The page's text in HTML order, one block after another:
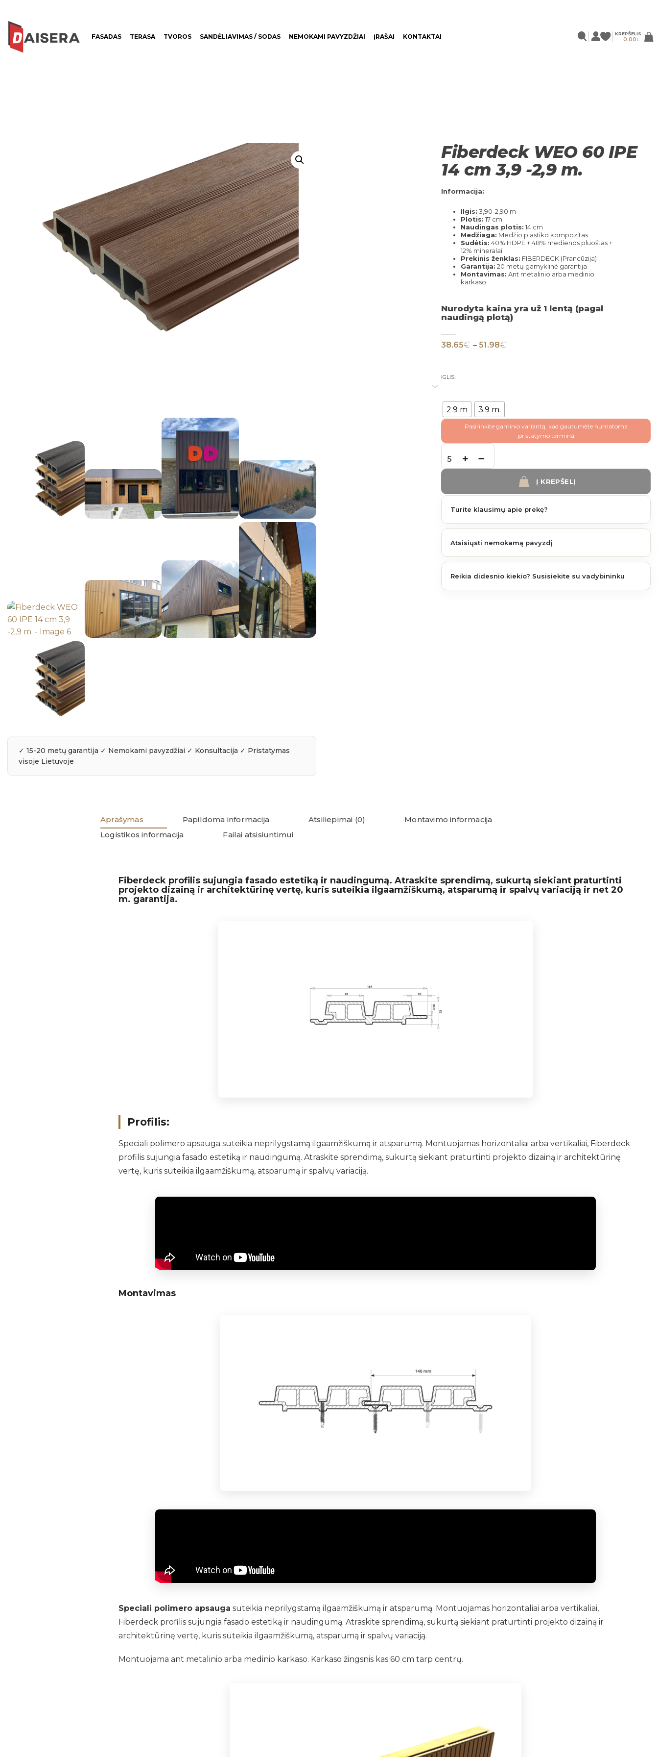
KREPŠELIS
0.00€
FASADAS TERASA TVOROS SANDĖLIAVIMAS / SODAS NEMOKAMI PAVYZDŽIAI ĮRAŠAI KONTAKTAI
Fiberdeck WEO 60 IPE
14 cm 3,9 -2,9 m.
Informacija:
Ilgis: 3,90-2,90 m
Plotis: 17 cm
Naudingas plotis: 14 cm
Medžiaga: Medžio plastiko kompozitas
Sudėtis: 40% HDPE + 48% medienos pluoštas +
12% mineralai
Prekinis ženklas: FIBERDECK (Prancūzija)
Garantija: 20 metų gamyklinė garantija
Montavimas: Ant metalinio arba medinio
karkaso
Nurodyta kaina yra už 1 lentą (pagal
naudingą plotą)
38.65€ – 51.98€
IGLIS:
2.9 m 3.9 m.
Pasirinkite gaminio variantą, kad gautumėte numatoma
pristatymo terminą
produkto kiekis: Fiberdeck WEO 60 IPE 14 cm 3,9 -2,9 m.
Į KREPŠELĮ
Turite klausimų apie prekę?
Atsisiųsti nemokamą pavyzdį
Reikia didesnio kiekio? Susisiekite su vadybininku
Aprašymas Papildoma informacija Atsiliepimai (0)
Montavimo informacija
Logistikos informacija
Failai atsisiuntimui
Fiberdeck profilis sujungia fasado estetiką ir naudingumą. Atraskite sprendimą, sukurtą siekiant praturtinti
projekto dizainą ir architektūrinę vertę, kuris suteikia ilgaamžiškumą, atsparumą ir spalvų variaciją ir net 20
m. garantija.
Profilis:
Speciali polimero apsauga suteikia neprilygstamą ilgaamžiškumą ir atsparumą. Montuojamas horizontaliai arba vertikaliai, Fiberdeck
profilis sujungia fasado estetiką ir naudingumą. Atraskite sprendimą, sukurtą siekiant praturtinti projekto dizainą ir architektūrinę
vertę, kuris suteikia ilgaamžiškumą, atsparumą ir spalvų variaciją.
Montavimas
Speciali polimero apsauga suteikia neprilygstamą ilgaamžiškumą ir atsparumą. Montuojamas horizontaliai arba vertikaliai,
Fiberdeck profilis sujungia fasado estetiką ir naudingumą. Atraskite sprendimą, sukurtą siekiant praturtinti projekto dizainą ir
architektūrinę vertę, kuris suteikia ilgaamžiškumą, atsparumą ir spalvų variaciją.
Montuojama ant metalinio arba medinio karkaso. Karkaso žingsnis kas 60 cm tarp centrų.